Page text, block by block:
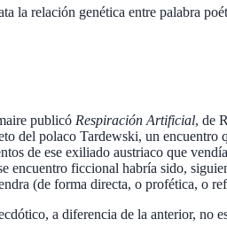
relación genética entre palabra
publicó Respiración Artificial, de
polaco Tardewski, un encuentro
de ese exiliado austriaco que
ficcional habría sido,
(de forma directa, o profética, o
a diferencia de la anterior, no